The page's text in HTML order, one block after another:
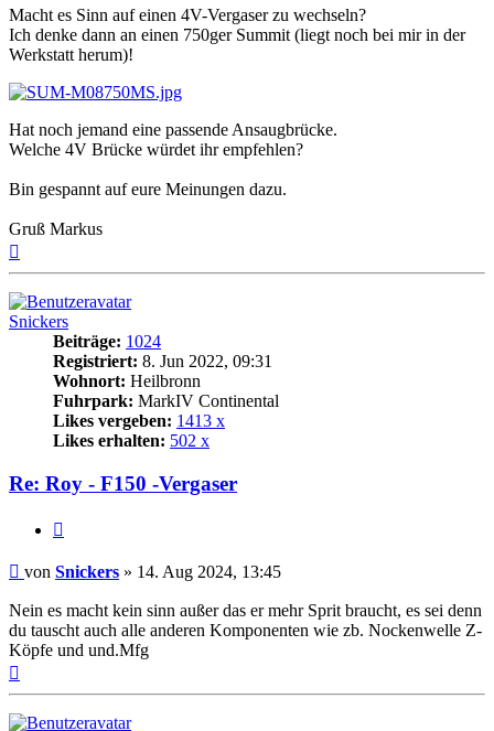
Macht es Sinn auf einen 4V-Vergaser zu wechseln?
Ich denke dann an einen 750ger Summit (liegt noch bei mir in der
Werkstatt herum)!
Hat noch jemand eine passende Ansaugbrücke.
Welche 4V Brücke würdet ihr empfehlen?
Bin gespannt auf eure Meinungen dazu.
Gruß Markus
Snickers
Beiträge: 1024
Registriert: 8. Jun 2022, 09:31
Wohnort: Heilbronn
Fuhrpark: MarkIV Continental
Likes vergeben: 1413 x
Likes erhalten: 502 x
Re: Roy - F150 -Vergaser
Beitrag
von Snickers » 14. Aug 2024, 13:45
Nein es macht kein sinn außer das er mehr Sprit braucht, es sei denn
du tauscht auch alle anderen Komponenten wie zb. Nockenwelle Z-
Köpfe und und.Mfg